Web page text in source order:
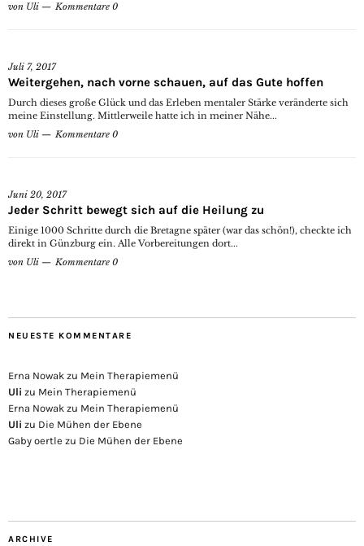
von Uli Kommentare 0
Juli 7, 2017
Weitergehen, nach vorne schauen, auf das Gute hoffen
Durch dieses große Glück und das Erleben mentaler Stärke veränderte sich
meine Einstellung. Mittlerweile hatte ich in meiner Nähe...
von Uli Kommentare 0
Juni 20, 2017
Jeder Schritt bewegt sich auf die Heilung zu
Einige 1000 Schritte durch die Bretagne später (war das schön!), checkte ich
direkt in Günzburg ein. Alle Vorbereitungen dort...
von Uli Kommentare 0
NEUESTE KOMMENTARE
Erna Nowak zu Mein Therapiemenü
Uli zu Mein Therapiemenü
Erna Nowak zu Mein Therapiemenü
Uli zu Die Mühen der Ebene
Gaby oertle zu Die Mühen der Ebene
ARCHIVE